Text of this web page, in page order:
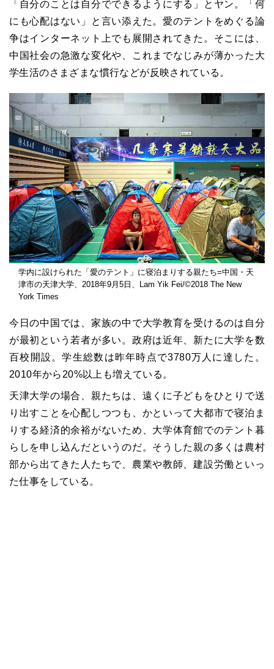
「自分のことは自分でできるようにする」とヤン。「何
にも心配はない」と言い添えた。愛のテントをめぐる論
争はインターネット上でも展開されてきた。そこには、
中国社会の急激な変化や、これまでなじみが薄かった大
学生活のさまざまな慣行などが反映されている。
学内に設けられた「愛のテント」に寝泊まりする親たち=中国・天
津市の天津大学、2018年9月5日、Lam Yik Fei/©2018 The New
York Times
今日の中国では、家族の中で大学教育を受けるのは自分
が最初という若者が多い。政府は近年、新たに大学を数
百校開設。学生総数は昨年時点で3780万人に達した。
2010年から20%以上も増えている。
天津大学の場合、親たちは、遠くに子どもをひとりで送
り出すことを心配しつつも、かといって大都市で寝泊ま
りする経済的余裕がないため、大学体育館でのテント暮
らしを申し込んだというのだ。そうした親の多くは農村
部から出てきた人たちで、農業や教師、建設労働といっ
た仕事をしている。